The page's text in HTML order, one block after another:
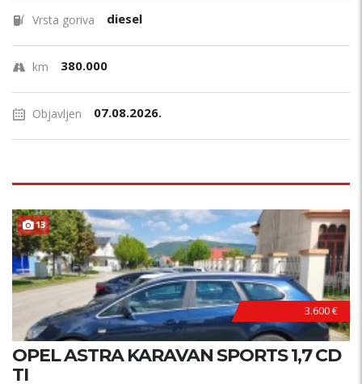
Vrsta goriva diesel
km 380.000
Objavljen 07.08.2026.
13
3.600 €
OPEL ASTRA KARAVAN SPORTS 1,7 CD
TI